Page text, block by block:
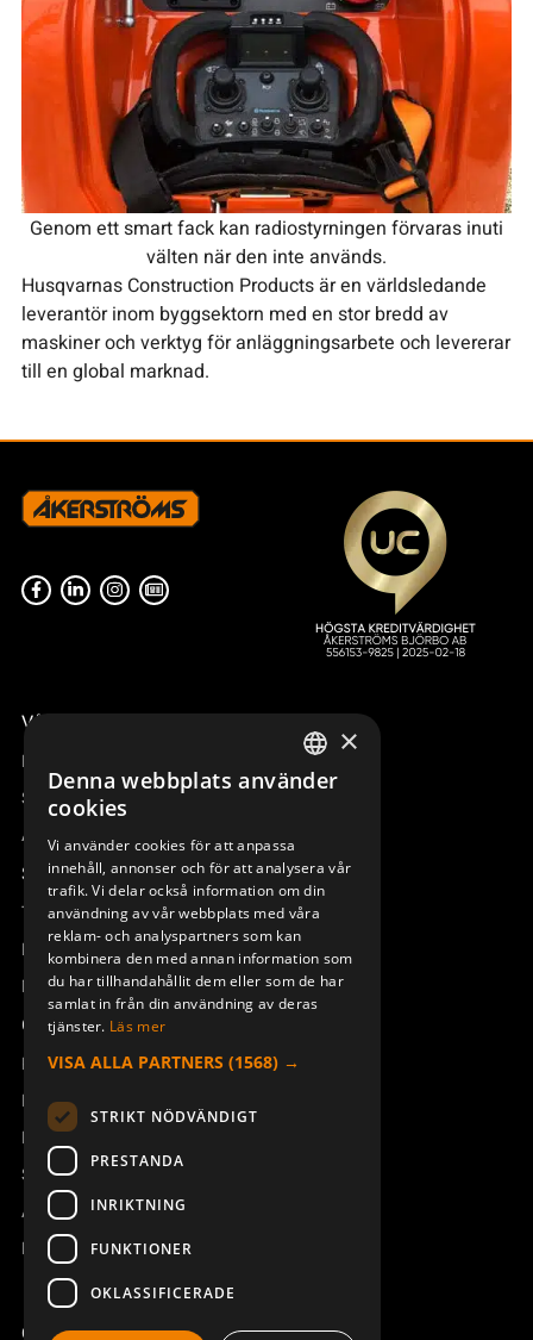
Genom ett smart fack kan radiostyrningen förvaras inuti
välten när den inte används.
Husqvarnas Construction Products är en världsledande
leverantör inom byggsektorn med en stor bredd av
maskiner och verktyg för anläggningsarbete och levererar
till en global marknad.
Våra radiostyrningar – översikt
Remotus
Sesam
Access_Ctrl
Support
Teknisk support
Boka service
Manualer och videoinstruktioner
Om Åkerströms
Kontakt
Nyheter
Pressrum
Säkerhet och direktiv
Allmänna villkor
REACH
Copyright ©2026 Åkerströms. All rights reserved.
SWEDISH
DEUTSCH
×
Denna webbplats använder
cookies
Vi använder cookies för att anpassa
innehåll, annonser och för att analysera vår
trafik. Vi delar också information om din
användning av vår webbplats med våra
reklam- och analyspartners som kan
kombinera den med annan information som
du har tillhandahållit dem eller som de har
samlat in från din användning av deras
tjänster. Läs mer
VISA ALLA PARTNERS (1568) →
STRIKT NÖDVÄNDIGT
PRESTANDA
INRIKTNING
FUNKTIONER
OKLASSIFICERADE